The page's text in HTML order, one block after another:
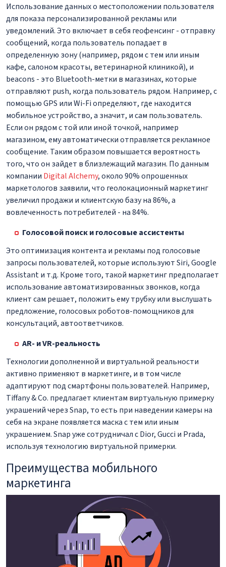
Использование данных о местоположении пользователя
для показа персонализированной рекламы или
уведомлений. Это включает в себя геофенсинг - отправку
сообщений, когда пользователь попадает в
определенную зону (например, рядом с тем или иным
кафе, салоном красоты, ветеринарной клиникой), и
beacons - это Bluetooth-метки в магазинах, которые
отправляют push, когда пользователь рядом. Например, с
помощью GPS или Wi-Fi определяют, где находится
мобильное устройство, а значит, и сам пользователь.
Если он рядом с той или иной точкой, например
магазином, ему автоматически отправляется рекламное
сообщение. Таким образом повышается вероятность
того, что он зайдет в близлежащий магазин. По данным
компании Digital Alchemy, около 90% опрошенных
маркетологов заявили, что геолокационный маркетинг
увеличил продажи и клиентскую базу на 86%, а
вовлеченность потребителей - на 84%.
Голосовой поиск и голосовые ассистенты
Это оптимизация контента и рекламы под голосовые
запросы пользователей, которые используют Siri, Google
Assistant и т.д. Кроме того, такой маркетинг предполагает
использование автоматизированных звонков, когда
клиент сам решает, положить ему трубку или выслушать
предложение, голосовых роботов-помощников для
консультаций, автоответчиков.
AR- и VR-реальность
Технологии дополненной и виртуальной реальности
активно применяют в маркетинге, и в том числе
адаптируют под смартфоны пользователей. Например,
Tiffany & Co. предлагает клиентам виртуальную примерку
украшений через Snap, то есть при наведении камеры на
себя на экране появляется маска с тем или иным
украшением. Snap уже сотрудничал с Dior, Gucci и Prada,
используя технологию виртуальной примерки.
Преимущества мобильного
маркетинга